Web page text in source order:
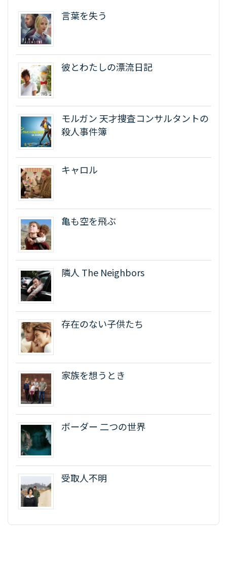
言葉を失う
彼とわたしの漂流日記
モルガン 天才捜査コンサルタントの
殺人事件簿
キャロル
亀も空を飛ぶ
隣人 The Neighbors
存在のない子供たち
家族を想うとき
ボーダー 二つの世界
受取人不明